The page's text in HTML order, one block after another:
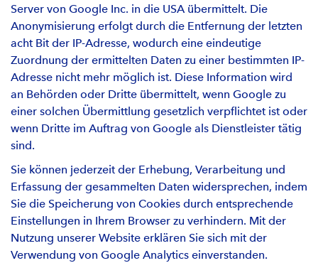
Server von Google Inc. in die USA übermittelt. Die
Anonymisierung erfolgt durch die Entfernung der letzten
acht Bit der IP-Adresse, wodurch eine eindeutige
Zuordnung der ermittelten Daten zu einer bestimmten IP-
Adresse nicht mehr möglich ist. Diese Information wird
an Behörden oder Dritte übermittelt, wenn Google zu
einer solchen Übermittlung gesetzlich verpflichtet ist oder
wenn Dritte im Auftrag von Google als Dienstleister tätig
sind.
Sie können jederzeit der Erhebung, Verarbeitung und
Erfassung der gesammelten Daten widersprechen, indem
Sie die Speicherung von Cookies durch entsprechende
Einstellungen in Ihrem Browser zu verhindern. Mit der
Nutzung unserer Website erklären Sie sich mit der
Verwendung von Google Analytics einverstanden.